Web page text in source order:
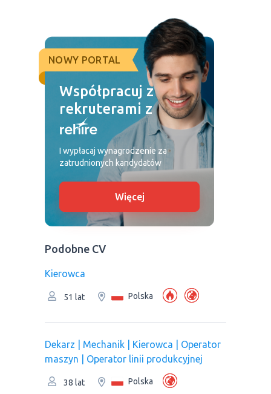
NOWY PORTAL
Współpracuj z
rekruterami z
I wypłacaj wynagrodzenie za
zatrudnionych kandydatów
Więcej
Podobne CV
Kierowca
51 lat Polska
Dekarz | Mechanik | Kierowca | Operator
maszyn | Оperator linii produkcyjnej
38 lat Polska